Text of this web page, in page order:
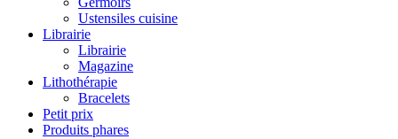
Ustensiles cuisine
Librairie
Librairie
Magazine
Lithothérapie
Bracelets
Petit prix
Produits phares